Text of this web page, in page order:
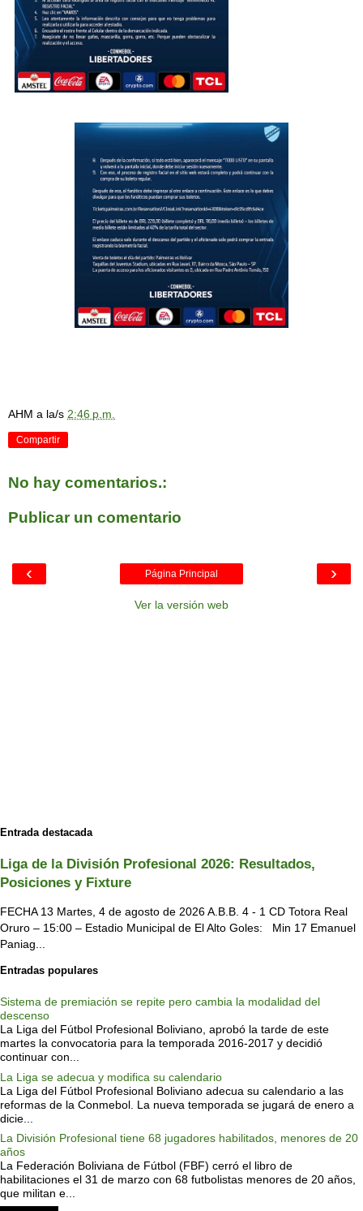
AHM a la/s 2:46 p.m.
Compartir
No hay comentarios.:
Publicar un comentario
‹ ›
Página Principal
Ver la versión web
Entrada destacada
Liga de la División Profesional 2026: Resultados,
Posiciones y Fixture
FECHA 13 Martes, 4 de agosto de 2026 A.B.B. 4 - 1 CD Totora Real
Oruro – 15:00 – Estadio Municipal de El Alto Goles: Min 17 Emanuel
Paniag...
Entradas populares
Sistema de premiación se repite pero cambia la modalidad del
descenso
La Liga del Fútbol Profesional Boliviano, aprobó la tarde de este
martes la convocatoria para la temporada 2016-2017 y decidió
continuar con...
La Liga se adecua y modifica su calendario
La Liga del Fútbol Profesional Boliviano adecua su calendario a las
reformas de la Conmebol. La nueva temporada se jugará de enero a
dicie...
La División Profesional tiene 68 jugadores habilitados, menores de 20
años
La Federación Boliviana de Fútbol (FBF) cerró el libro de
habilitaciones el 31 de marzo con 68 futbolistas menores de 20 años,
que militan e...